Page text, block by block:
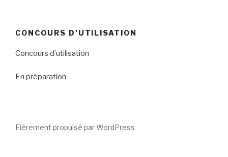
CONCOURS D’UTILISATION
Concours d’utilisation
En préparation
Fièrement propulsé par WordPress